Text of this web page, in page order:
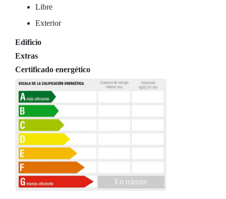
Libre
Exterior
Edificio
Extras
Certificado energético
En trámite